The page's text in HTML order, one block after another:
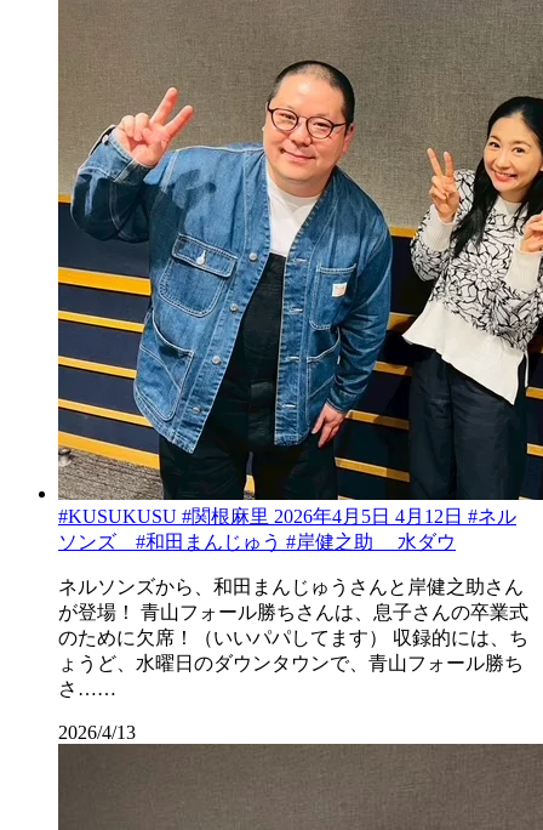
#KUSUKUSU #関根麻里 2026年4月5日 4月12日 #ネル
ソンズ #和田まんじゅう #岸健之助 水ダウ
ネルソンズから、和田まんじゅうさんと岸健之助さん
が登場！ 青山フォール勝ちさんは、息子さんの卒業式
のために欠席！（いいパパしてます） 収録的には、ち
ょうど、水曜日のダウンタウンで、青山フォール勝ち
さ……
2026/4/13